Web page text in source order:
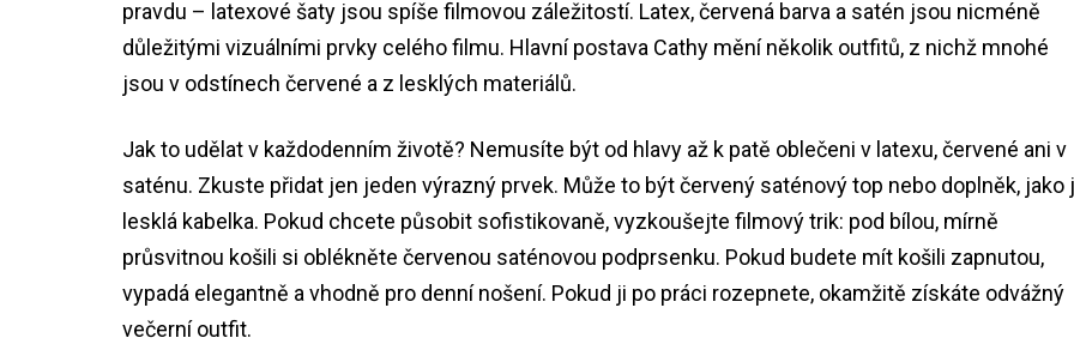
pravdu – latexové šaty jsou spíše filmovou záležitostí. Latex, červená barva a satén jsou nicméně
důležitými vizuálními prvky celého filmu. Hlavní postava Cathy mění několik outfitů, z nichž mnohé
jsou v odstínech červené a z lesklých materiálů.
Jak to udělat v každodenním životě? Nemusíte být od hlavy až k patě oblečeni v latexu, červené ani v
saténu. Zkuste přidat jen jeden výrazný prvek. Může to být červený saténový top nebo doplněk, jako
lesklá kabelka. Pokud chcete působit sofistikovaně, vyzkoušejte filmový trik: pod bílou, mírně
průsvitnou košili si oblékněte červenou saténovou podprsenku. Pokud budete mít košili zapnutou,
vypadá elegantně a vhodně pro denní nošení. Pokud ji po práci rozepnete, okamžitě získáte odvážný
večerní outfit.